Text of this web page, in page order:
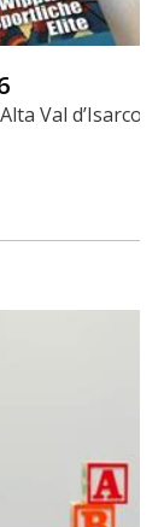
Val d’Isarco